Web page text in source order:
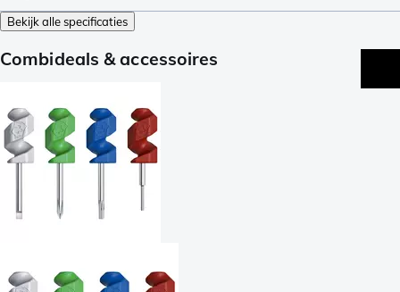
Bekijk alle specificaties
Combideals & accessoires